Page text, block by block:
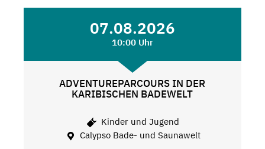
07.08.2026
10:00 Uhr
ADVENTUREPARCOURS IN DER
KARIBISCHEN BADEWELT
Kinder und Jugend
Calypso Bade- und Saunawelt